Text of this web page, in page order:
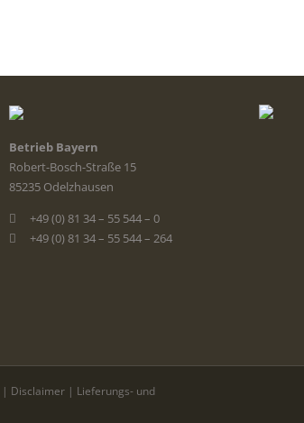
Betrieb Bayern
Robert-Bosch-Straße 15
85235 Odelzhausen
+49 (0) 81 34 – 55 544 – 0
+49 (0) 81 34 – 55 544 – 264
| Disclaimer | Lieferungs- und